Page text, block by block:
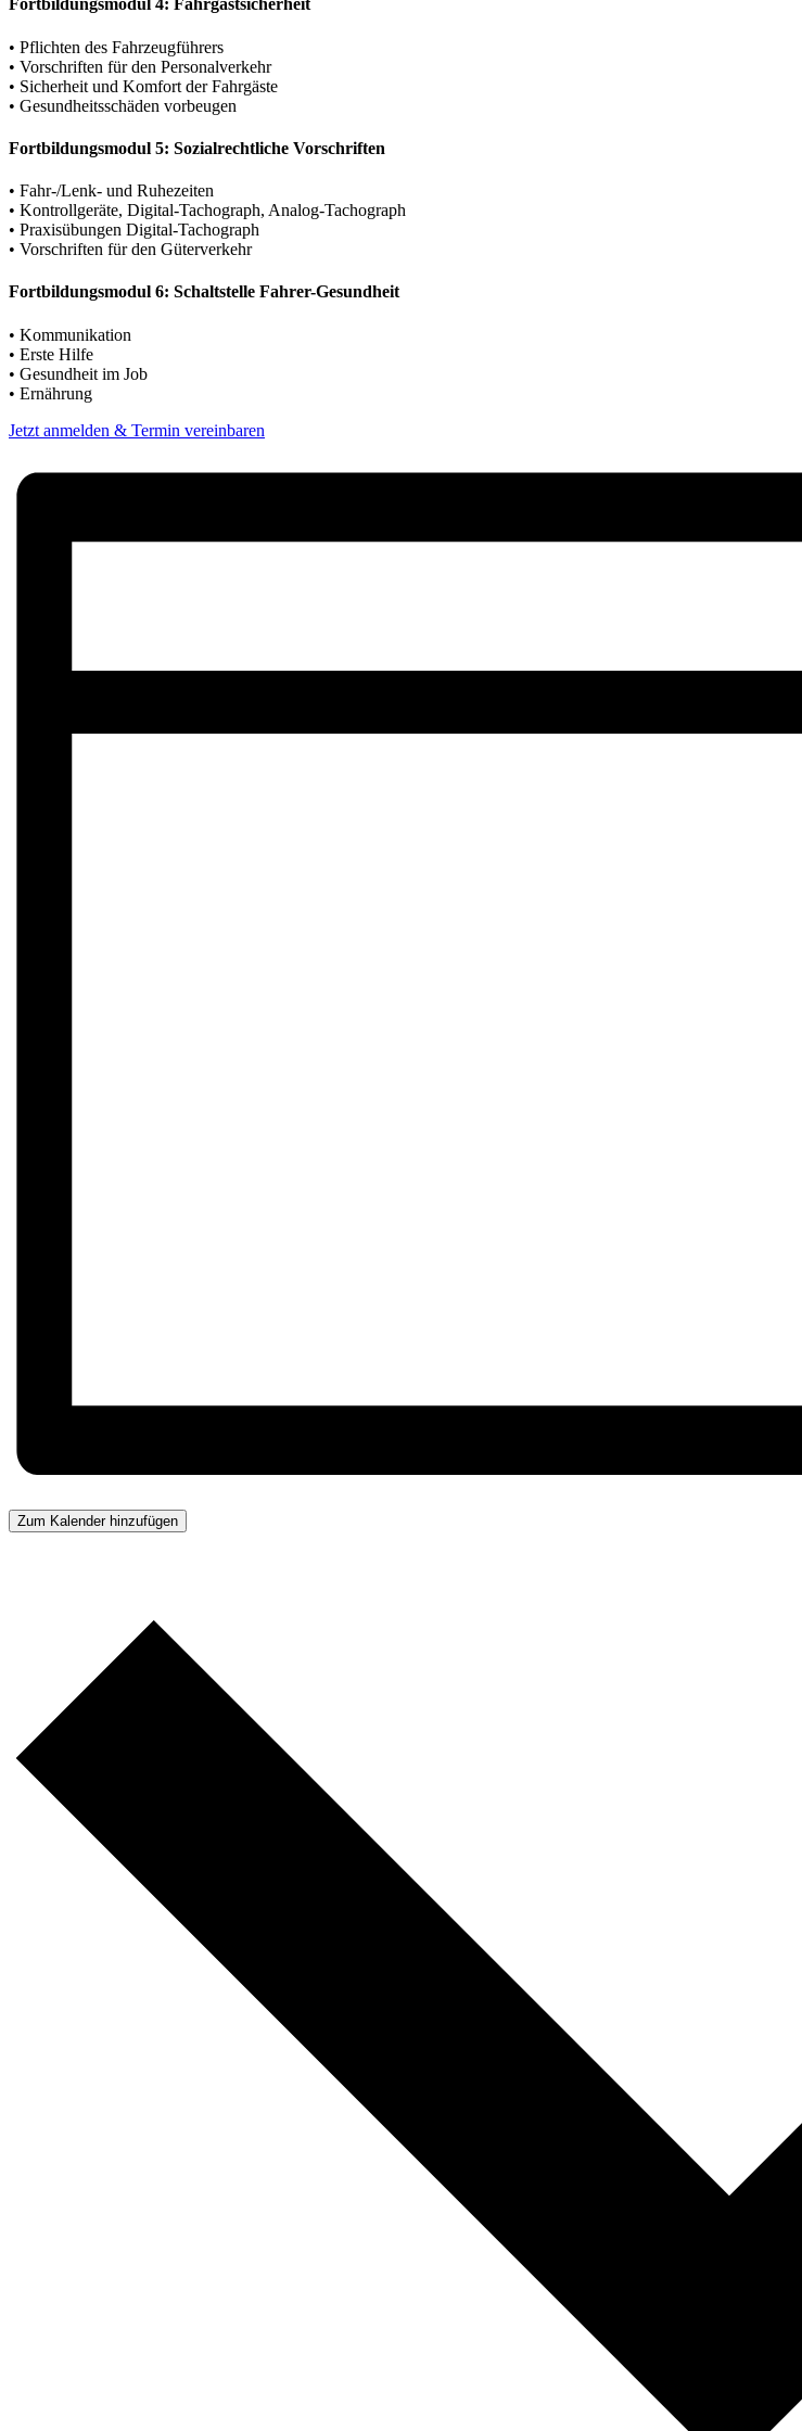
Fortbildungsmodul 4: Fahrgastsicherheit
• Pflichten des Fahrzeugführers
• Vorschriften für den Personalverkehr
• Sicherheit und Komfort der Fahrgäste
• Gesundheitsschäden vorbeugen
Fortbildungsmodul 5: Sozialrechtliche Vorschriften
• Fahr-/Lenk- und Ruhezeiten
• Kontrollgeräte, Digital-Tachograph, Analog-Tachograph
• Praxisübungen Digital-Tachograph
• Vorschriften für den Güterverkehr
Fortbildungsmodul 6: Schaltstelle Fahrer-Gesundheit
• Kommunikation
• Erste Hilfe
• Gesundheit im Job
• Ernährung
Jetzt anmelden & Termin vereinbaren
Zum Kalender hinzufügen